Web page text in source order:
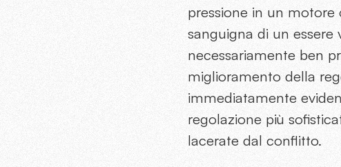
pressione in un
sanguigna di un essere
necessariamente ben
miglioramento della
immediatamente
regolazione più
lacerate dal conflitto.